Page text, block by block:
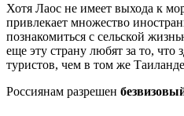
Хотя Лаос не имеет выхода к
привлекает множество
познакомиться с сельской
еще эту страну любят за то,
туристов, чем в том же
Россиянам разрешен